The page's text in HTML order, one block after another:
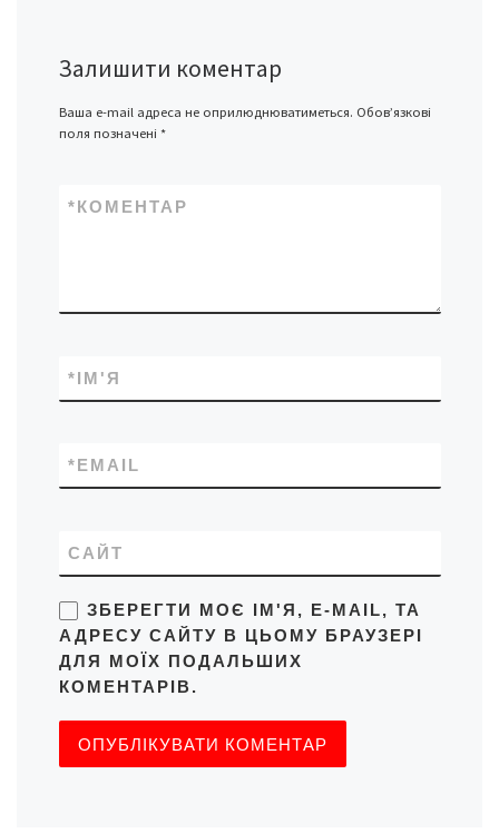
Залишити коментар
Ваша e-mail адреса не оприлюднюватиметься. Обов’язкові
поля позначені *
КОМЕНТАР
*
ІМ'Я
*
EMAIL
*
САЙТ
ЗБЕРЕГТИ МОЄ ІМ'Я, E-MAIL, ТА
АДРЕСУ САЙТУ В ЦЬОМУ БРАУЗЕРІ
ДЛЯ МОЇХ ПОДАЛЬШИХ
КОМЕНТАРІВ.